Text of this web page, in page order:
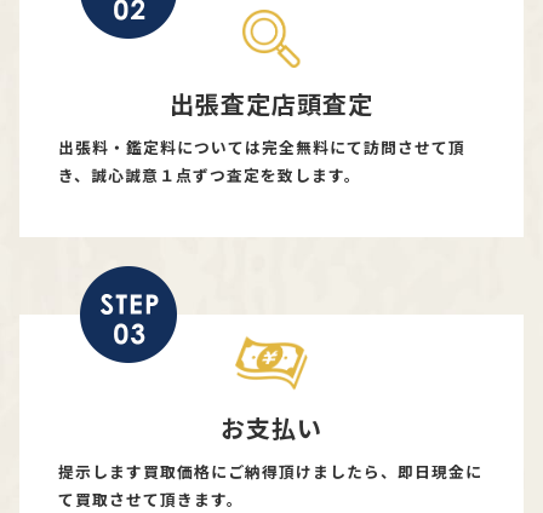
出張査定店頭査定
出張料・鑑定料については完全無料にて訪問させて頂
き、誠心誠意１点ずつ査定を致します。
お支払い
提示します買取価格にご納得頂けましたら、即日現金に
て買取させて頂きます。